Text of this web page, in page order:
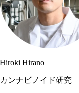
Hiroki Hirano
カンナビノイド研究